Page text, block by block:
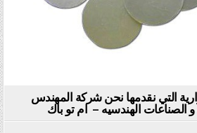
التي نقدمها نحن شركة المهندس
الصناعات الهندسيه – ام تو باك